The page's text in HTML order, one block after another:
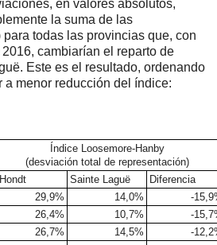
en valores absolutos,
la suma de las
todas las provincias que, con
cambiarían el reparto de
Este es el resultado, ordenando
a menor reducción del índice:
Índice Loosemore-Hanby
(desviación total de representación)
Sainte Laguë
Diferencia
29,9% 14,0%
-
26,4% 10,7%
-
26,7% 14,5%
-